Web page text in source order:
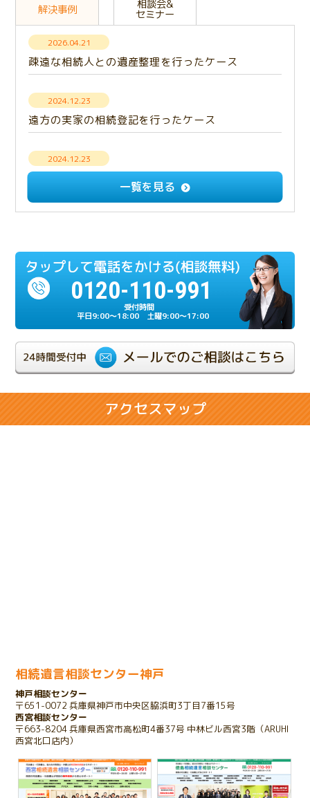
解決事例
2026.04.21
疎遠な相続人との遺産整理を行ったケース
2024.12.23
遠方の実家の相続登記を行ったケース
2024.12.23
【解決事例】意思疎通できない相続人との遺産分
割・成年後見手続き
多額の負債を相続放棄したケース
2024.07.17
相続人の一人が重度の認知症だったケース
2024.06.21
相続が複雑化しやすい兄弟相続のケース
相続人同士の折り合いが悪いケース
2023.10.25
存在を知らない相続人が発覚したケース
子のいない夫婦が配偶者のみに財産を残すケース
一覧を見る
相談会&
セミナー
0120-110-991
平日9:00～18:00 土曜9:00～17:00
相続遺言相談センター神戸
神戸相談センター
〒651-0072 兵庫県神戸市中央区脇浜町3丁目7番15号
西宮相談センター
〒663-8204 兵庫県西宮市高松町4番37号 中林ビル西宮3階（ARUHI
西宮北口店内）
アクセスマップ